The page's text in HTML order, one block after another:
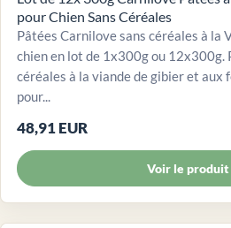
pour Chien Sans Céréales
Pâtées Carnilove sans céréales à la
chien en lot de 1x300g ou 12x300g.
céréales à la viande de gibier et aux
pour...
48,91 EUR
Voir le produit